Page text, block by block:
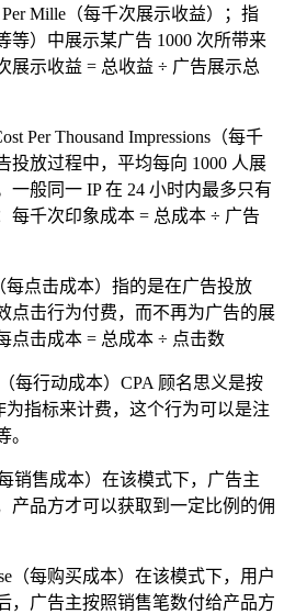
Per Mille（每千次展示收益）；指
等）中展示某广告 1000 次所带来
展示收益 = 总收益 ÷ 广告展示总
Per Thousand Impressions（每千
投放过程中，平均每向 1000 人展
一般同一 IP 在 24 小时内最多只有
每千次印象成本 = 总成本 ÷ 广告
每点击成本）指的是在广告投放
点击行为付费，而不再为广告的展
点击成本 = 总成本 ÷ 点击数
每行动成本）CPA 顾名思义是按
指标来计费，这个行为可以是注
。
每销售成本）在该模式下，广告主
产品方才可以获取到一定比例的佣
（每购买成本）在该模式下，用户
，广告主按照销售笔数付给产品方